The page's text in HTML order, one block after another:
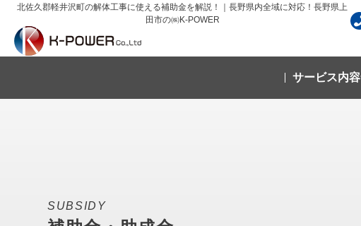
北佐久郡軽井沢町の解体工事に使える補助金を解説！｜長野県内全域に対応！長野県上
田市の㈱K-POWER
サービス内容
SUBSIDY